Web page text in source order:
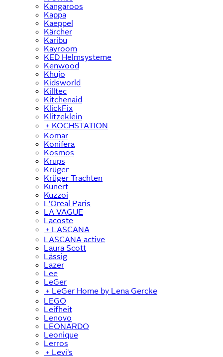
Kangaroos
Kappa
Kaeppel
Kärcher
Karibu
Kayroom
KED Helmsysteme
Kenwood
Khujo
Kidsworld
Killtec
Kitchenaid
KlickFix
Klitzeklein
﹢ KOCHSTATION
Komar
Konifera
Kosmos
Krups
Krüger
Krüger Trachten
Kunert
Kuzzoi
L'Oreal Paris
LA VAGUE
Lacoste
﹢ LASCANA
LASCANA active
Laura Scott
Lässig
Lazer
Lee
LeGer
﹢ LeGer Home by Lena Gercke
LEGO
Leifheit
Lenovo
LEONARDO
Leonique
Lerros
﹢ Levi's